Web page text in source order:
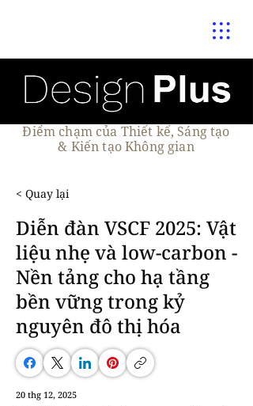
Điểm chạm của Thiết kế, Sáng tạo
& Kiến tạo Không gian
< Quay lại
Diễn đàn VSCF 2025: Vật
liệu nhẹ và low-carbon -
Nền tảng cho hạ tầng
bền vững trong kỷ
nguyên đô thị hóa
20 thg 12, 2025